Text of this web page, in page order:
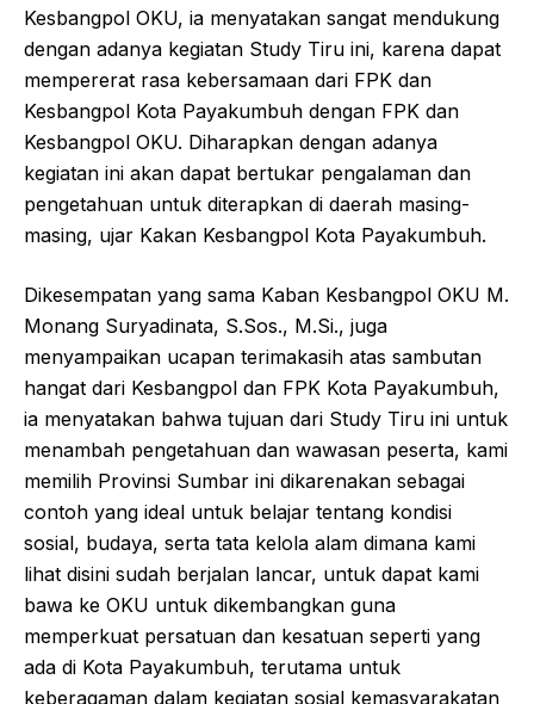
Kesbangpol OKU, ia menyatakan sangat mendukung
dengan adanya kegiatan Study Tiru ini, karena dapat
mempererat rasa kebersamaan dari FPK dan
Kesbangpol Kota Payakumbuh dengan FPK dan
Kesbangpol OKU. Diharapkan dengan adanya
kegiatan ini akan dapat bertukar pengalaman dan
pengetahuan untuk diterapkan di daerah masing-
masing, ujar Kakan Kesbangpol Kota Payakumbuh.
Dikesempatan yang sama Kaban Kesbangpol OKU M.
Monang Suryadinata, S.Sos., M.Si., juga
menyampaikan ucapan terimakasih atas sambutan
hangat dari Kesbangpol dan FPK Kota Payakumbuh,
ia menyatakan bahwa tujuan dari Study Tiru ini untuk
menambah pengetahuan dan wawasan peserta, kami
memilih Provinsi Sumbar ini dikarenakan sebagai
contoh yang ideal untuk belajar tentang kondisi
sosial, budaya, serta tata kelola alam dimana kami
lihat disini sudah berjalan lancar, untuk dapat kami
bawa ke OKU untuk dikembangkan guna
memperkuat persatuan dan kesatuan seperti yang
ada di Kota Payakumbuh, terutama untuk
keberagaman dalam kegiatan sosial kemasyarakatan